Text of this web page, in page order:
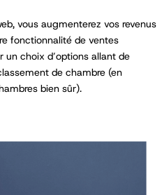
vous augmenterez vos revenus
fonctionnalité de ventes
choix d’options allant de
de chambre (en
bien sûr).